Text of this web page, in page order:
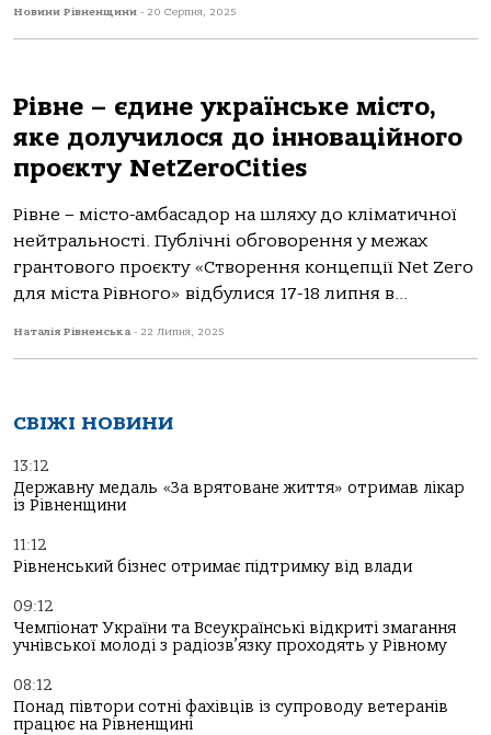
Новини Рівненщини - 20 Серпня, 2025
Рівне – єдине українське місто,
яке долучилося до інноваційного
проєкту NetZeroCities
Рівне – місто-амбасадор на шляху до кліматичної
нейтральності. Публічні обговорення у межах
грантового проєкту «Створення концепції Net Zero
для міста Рівного» відбулися 17-18 липня в...
Наталія Рівненська - 22 Липня, 2025
СВІЖІ НОВИНИ
13:12
Державну медаль «За врятоване життя» отримав лікар
із Рівненщини
11:12
Рівненський бізнес отримає підтримку від влади
09:12
Чемпіонат України та Всеукраїнські відкриті змагання
учнівської молоді з радіозв’язку проходять у Рівному
08:12
Понад півтори сотні фахівців із супроводу ветеранів
працює на Рівненщині